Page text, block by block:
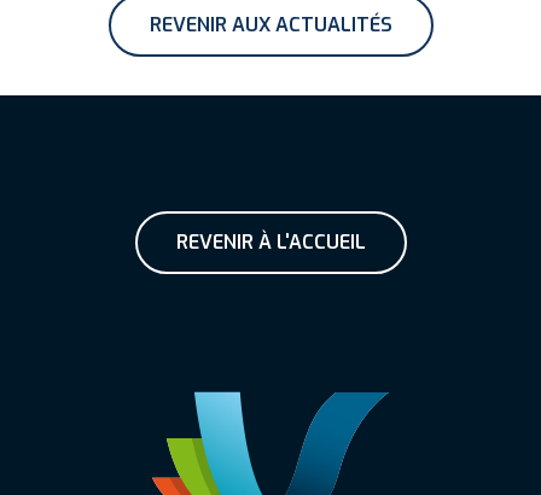
REVENIR AUX ACTUALITÉS
REVENIR À L'ACCUEIL